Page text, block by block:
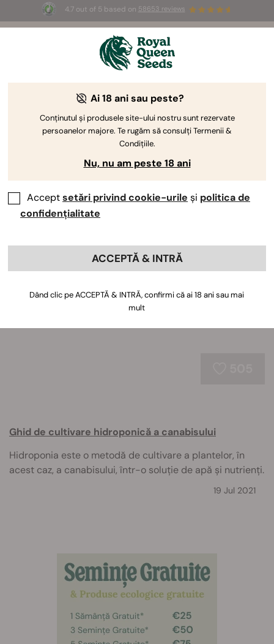
4.7 out of 5 based on 58653 reviews
☀️ Summer Sales: Up to 50% off
selected products! ⏤
The RQS Blog
Cultivarea canabisului
Cultivarea hidroponică a canabisului necesită o
abordare atentă, dar beneficiile sale fac să merite
hidroponică, te familiarizezi cu sistemul hidroponic de
flux și reflux sau alegi nutrienți hidroponici, îndrumările
noastre experte te vor ajuta cu siguranță.
Ghid de cultivare hidroponică a canabisului
Hidroponia este o metodă de cultivare a plantelor, în
acest caz, a canabisului, într-o soluție de apă și nutrienți.
19 Jul 2021
Ai 18 ani sau peste?
Conținutul și produsele site-ului nostru sunt rezervate
persoanelor majore. Te rugăm să consulți Termenii &
Condițiile.
Nu, nu am peste 18 ani
Acceptsetări privind cookie-urile și politica de
confidențialitate
ACCEPTĂ & INTRĂ
Dând clic pe ACCEPTĂ & INTRĂ, confirmi că ai 18 ani sau mai
mult